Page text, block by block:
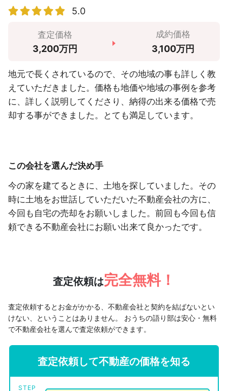
5.0
査定価格
3,200万円
成約価格
3,100万円
地元で長くされているので、その地域の事も詳しく教
えていただきました。価格も地価や地域の事例を参考
に、詳しく説明してくださり、納得の出来る価格で売
却する事ができました。とても満足しています。
この会社を選んだ決め手
今の家を建てるときに、土地を探していました。その
時に土地をお世話していただいた不動産会社の方に、
今回も自宅の売却をお願いしました。前回も今回も信
頼できる不動産会社にお願い出来て良かったです。
査定依頼は完全無料！
査定依頼するとお金がかかる、不動産会社と契約を結ばないとい
けない、ということはありません。 おうちの語り部は安心・無料
で不動産会社を選んで査定依頼ができます。
査定依頼して不動産の価格を知る
STEP